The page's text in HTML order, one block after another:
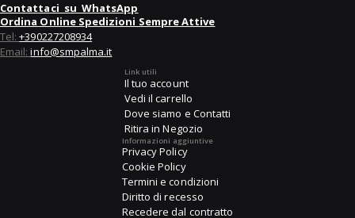
Contattaci su WhatsApp
Ordina Online Spedizioni Sempre Attive
Tel:+390227208934
Email:info@smpalma.it
Link utili
Il tuo account
Vedi il carrello
Dove siamo e Contatti
Ritira in Negozio
Informazioni aggiuntive
Privacy Policy
Cookie Policy
Termini e condizioni
Diritto di recesso
Recedere dal contratto